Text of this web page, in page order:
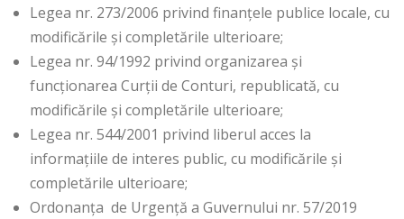
Legea nr. 273/2006 privind finanţele publice locale, cu
modificările şi completările ulterioare;
Legea nr. 94/1992 privind organizarea și
funcționarea Curții de Conturi, republicată, cu
modificările și completările ulterioare;
Legea nr. 544/2001 privind liberul acces la
informațiile de interes public, cu modificările și
completările ulterioare;
Ordonanţa de Urgență a Guvernului nr. 57/2019